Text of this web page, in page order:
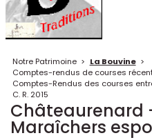
Notre Patrimoine > La Bouvine >
Comptes-rendus de courses
Comptes-Rendus des courses
C. R. 2015
Châteaurenard
Maraîchers